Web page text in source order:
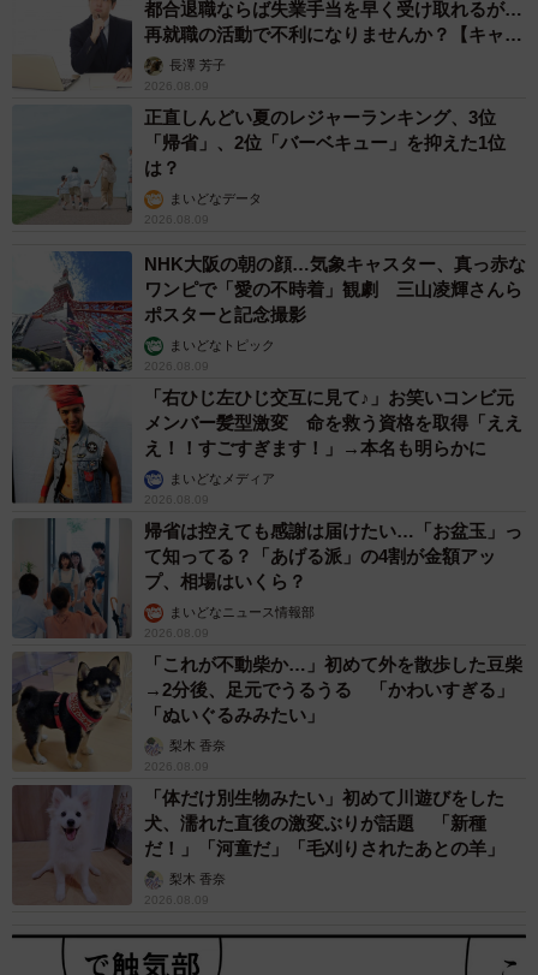
都合退職ならば失業手当を早く受け取れるが…
再就職の活動で不利になりませんか？【キャリ
アカウンセラーが解説】
長澤 芳子
2026.08.09
正直しんどい夏のレジャーランキング、3位
「帰省」、2位「バーベキュー」を抑えた1位
は？
まいどなデータ
2026.08.09
NHK大阪の朝の顔…気象キャスター、真っ赤な
ワンピで「愛の不時着」観劇 三山凌輝さんら
ポスターと記念撮影
まいどなトピック
2026.08.09
「右ひじ左ひじ交互に見て♪」お笑いコンビ元
メンバー髪型激変 命を救う資格を取得「ええ
え！！すごすぎます！」→本名も明らかに
まいどなメディア
2026.08.09
帰省は控えても感謝は届けたい…「お盆玉」っ
て知ってる？「あげる派」の4割が金額アッ
プ、相場はいくら？
まいどなニュース情報部
2026.08.09
「これが不動柴か…」初めて外を散歩した豆柴
→2分後、足元でうるうる 「かわいすぎる」
「ぬいぐるみみたい」
梨木 香奈
2026.08.09
「体だけ別生物みたい」初めて川遊びをした
犬、濡れた直後の激変ぶりが話題 「新種
だ！」「河童だ」「毛刈りされたあとの羊」
梨木 香奈
2026.08.09